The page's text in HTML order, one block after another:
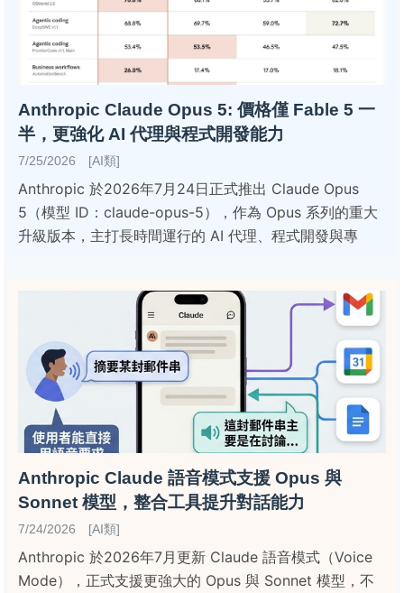
Anthropic Claude Opus 5: 價格僅 Fable 5 一
半，更強化 AI 代理與程式開發能力
7/25/2026 [AI類]
Anthropic 於2026年7月24日正式推出 Claude Opus
5（模型 ID：claude-opus-5），作為 Opus 系列的重大
升級版本，主打長時間運行的 AI 代理、程式開發與專
Anthropic Claude 語音模式支援 Opus 與
Sonnet 模型，整合工具提升對話能力
7/24/2026 [AI類]
Anthropic 於2026年7月更新 Claude 語音模式（Voice
Mode），正式支援更強大的 Opus 與 Sonnet 模型，不